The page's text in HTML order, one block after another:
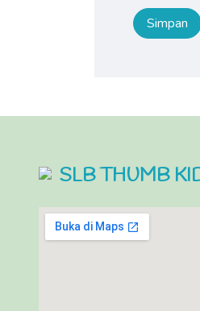
SLB THUMB